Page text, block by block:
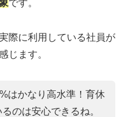
です。
際に利用している社員が
じます。
はかなり高水準！育休
のは安心できるね。